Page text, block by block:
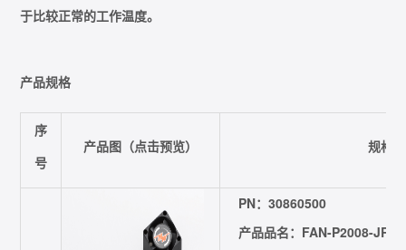
于比较正常的工作温度。
产品规格
序
号
产品图（点击预览） 规格
PN：30860500
产品品名：FAN-P2008-